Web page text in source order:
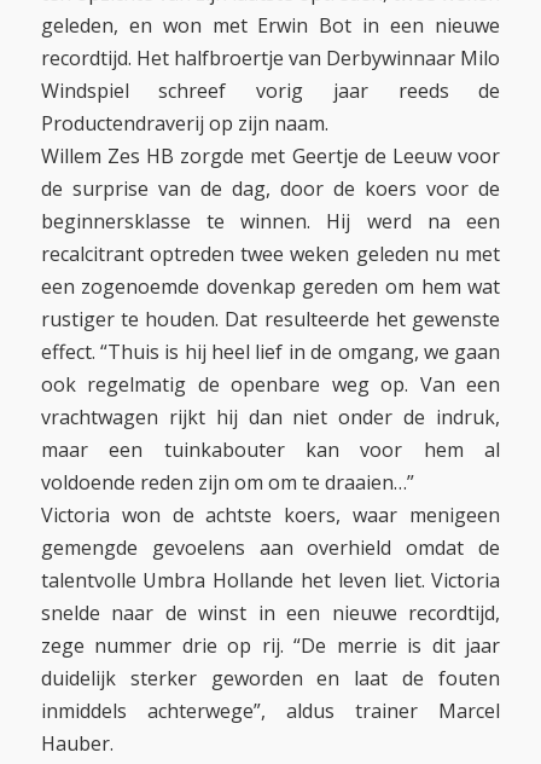
geleden, en won met Erwin Bot in een nieuwe
recordtijd. Het halfbroertje van Derbywinnaar Milo
Windspiel schreef vorig jaar reeds de
Productendraverij op zijn naam.
Willem Zes HB zorgde met Geertje de Leeuw voor
de surprise van de dag, door de koers voor de
beginnersklasse te winnen. Hij werd na een
recalcitrant optreden twee weken geleden nu met
een zogenoemde dovenkap gereden om hem wat
rustiger te houden. Dat resulteerde het gewenste
effect. “Thuis is hij heel lief in de omgang, we gaan
ook regelmatig de openbare weg op. Van een
vrachtwagen rijkt hij dan niet onder de indruk,
maar een tuinkabouter kan voor hem al
voldoende reden zijn om om te draaien…”
Victoria won de achtste koers, waar menigeen
gemengde gevoelens aan overhield omdat de
talentvolle Umbra Hollande het leven liet. Victoria
snelde naar de winst in een nieuwe recordtijd,
zege nummer drie op rij. “De merrie is dit jaar
duidelijk sterker geworden en laat de fouten
inmiddels achterwege”, aldus trainer Marcel
Hauber.